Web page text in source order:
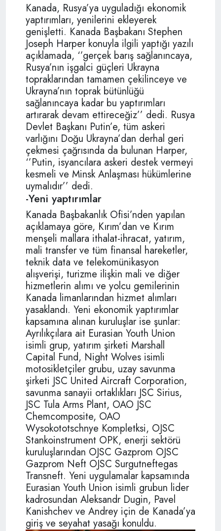
Kanada, Rusya’ya uyguladığı ekonomik
yaptırımları, yenilerini ekleyerek
genişletti. Kanada Başbakanı Stephen
Joseph Harper konuyla ilgili yaptığı yazılı
açıklamada, ‘’gerçek barış sağlanıncaya,
Rusya’nın işgalci güçleri Ukrayna
topraklarından tamamen çekilinceye ve
Ukrayna’nın toprak bütünlüğü
sağlanıncaya kadar bu yaptırımları
artırarak devam ettireceğiz’’ dedi. Rusya
Devlet Başkanı Putin’e, tüm askeri
varlığını Doğu Ukrayna’dan derhal geri
çekmesi çağrısında da bulunan Harper,
‘’Putin, isyancılara askeri destek vermeyi
kesmeli ve Minsk Anlaşması hükümlerine
uymalıdır’’ dedi.
-Yeni yaptırımlar
Kanada Başbakanlık Ofisi’nden yapılan
açıklamaya göre, Kırım’dan ve Kırım
menşeli mallara ithalat-ihracat, yatırım,
mali transfer ve tüm finansal hareketler,
teknik data ve telekomünikasyon
alışverişi, turizme ilişkin mali ve diğer
hizmetlerin alımı ve yolcu gemilerinin
Kanada limanlarından hizmet alımları
yasaklandı. Yeni ekonomik yaptırımlar
kapsamına alınan kuruluşlar ise şunlar:
Ayrılıkçılara ait Eurasian Youth Union
isimli grup, yatırım şirketi Marshall
Capital Fund, Night Wolves isimli
motosikletçiler grubu, uzay savunma
şirketi JSC United Aircraft Corporation,
savunma sanayii ortaklıkları JSC Sirius,
JSC Tula Arms Plant, OAO JSC
Chemcomposite, OAO
Wysokototschnye Kompletksi, OJSC
Stankoinstrument OPK, enerji sektörü
kuruluşlarından OJSC Gazprom OJSC
Gazprom Neft OJSC Surgutneftegas
Transneft. Yeni uygulamalar kapsamında
Eurasian Youth Union isimli grubun lider
kadrosundan Aleksandr Dugin, Pavel
Kanishchev ve Andrey için de Kanada’ya
giriş ve seyahat yasağı konuldu.